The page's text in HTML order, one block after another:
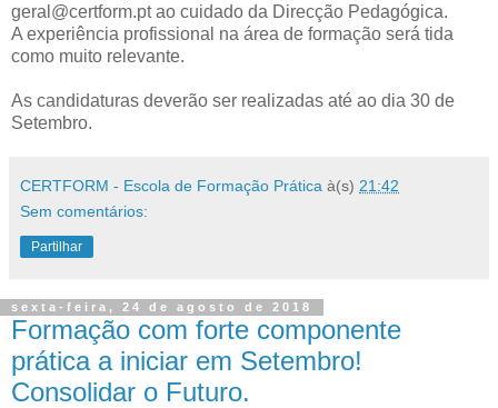
geral@certform.pt ao cuidado da Direcção Pedagógica.
A experiência profissional na área de formação será tida
como muito relevante.
As candidaturas deverão ser realizadas até ao dia 30 de
Setembro.
CERTFORM - Escola de Formação Prática à(s) 21:42
Sem comentários:
Partilhar
sexta-feira, 24 de agosto de 2018
Formação com forte componente
prática a iniciar em Setembro!
Consolidar o Futuro.